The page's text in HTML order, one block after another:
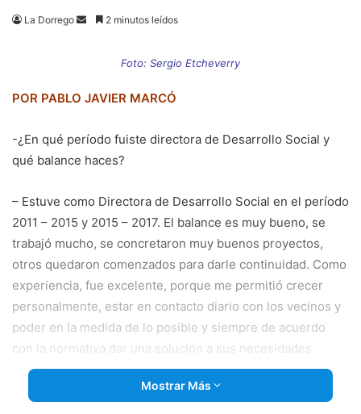
La Dorrego
Send2 minutos leídos
Foto: Sergio Etcheverry
POR PABLO JAVIER MARCÓ
-¿En qué período fuiste directora de Desarrollo Social y
qué balance haces?
– Estuve como Directora de Desarrollo Social en el período
2011 – 2015 y 2015 – 2017. El balance es muy bueno, se
trabajó mucho, se concretaron muy buenos proyectos,
otros quedaron comenzados para darle continuidad. Como
experiencia, fue excelente, porque me permitió crecer
personalmente, estar en contacto diario con los vecinos y
poder en la medida de lo posible y siempre de acuerdo
con la normativa dar una solución a sus necesidades.
-¿Te costó dejar el Ejecutivo para aceptar ser candidata a
Mostrar Más